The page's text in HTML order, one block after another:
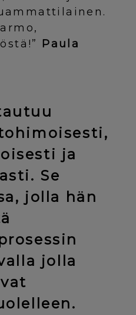
Paula
ja
Se
jolla hän
jolla